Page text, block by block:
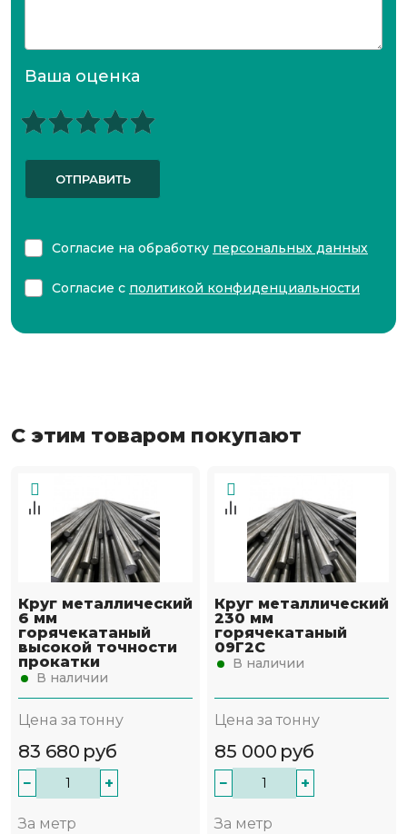
Ваша оценка
ОТПРАВИТЬ
Согласие на обработку персональных данных
Согласие с политикой конфиденциальности
С этим товаром покупают
Круг металлический
6 мм
горячекатаный
высокой точности
прокатки
В наличии
Цена за тонну
83 680 руб
− +
За метр
Круг металлический
230 мм
горячекатаный
09Г2С
В наличии
Цена за тонну
85 000 руб
− +
За метр